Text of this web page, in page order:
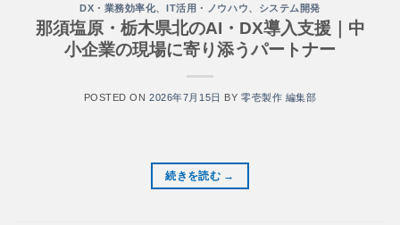
DX・業務効率化、IT活用・ノウハウ、 システム開発
那須塩原・栃木県北のAI・DX導入支援｜中
小企業の現場に寄り添うパートナー
POSTED ON2026年7月15日 BY 零壱製作 編集部
続きを読む →